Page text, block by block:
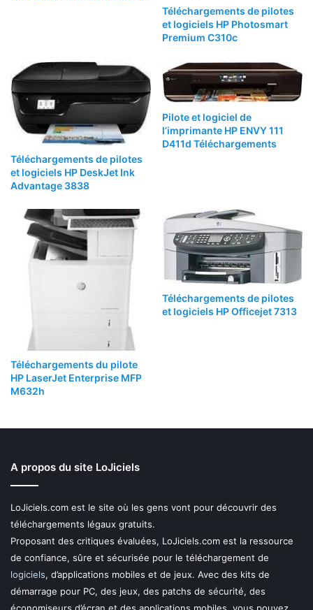
Téléchargements de pilotes
et logiciels HP Photosmart
Premium C310c
Téléchargements de pilotes
et logiciels HP DeskJet Ink
Advantage 3838
Pilote et logiciel de
l’imprimante HP ENVY 111
D411d Téléchargements
Téléchargements du pilote
HP LaserJet Enterprise MFP
M632h
Téléchargements de pilotes
et logiciels HP Officejet 7313
A propos du site LoJiciels
LoJiciels.com est le site où les gens vont pour découvrir des
téléchargements légaux gratuits.
Proposant des critiques évaluées, LoJiciels.com est la ressource
de confiance, sûre et sécurisée pour le téléchargement de
logiciels, d’applications mobiles et de jeux. Avec des kits de
démarrage pour PC, des jeux, des patchs de sécurité, des
économiseurs d’écran et des applications mobiles, vous pouvez